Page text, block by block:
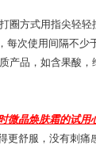
圈方式用指尖轻
每次使用间隔不少
产品，如含果酸，
微晶焕肤霜的试用
更舒服，没有刺痛